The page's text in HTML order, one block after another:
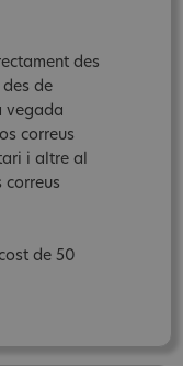
des
de
vegada
correus
i altre al
correus
de 50